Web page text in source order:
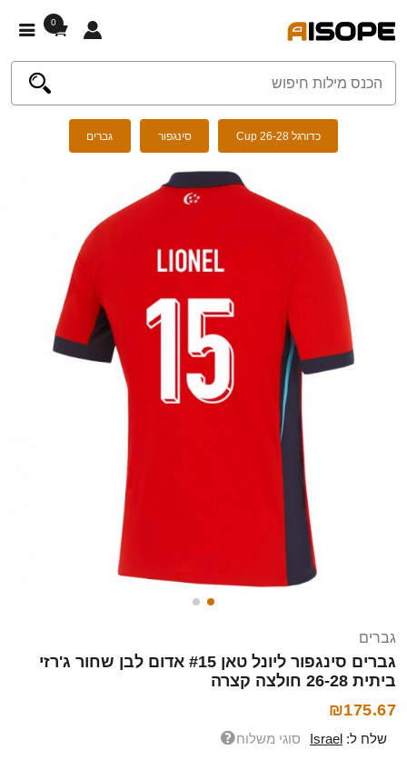
0
כדורגל Cup 26-28 סינגפור גברים
גברים
גברים סינגפור ליונל טאן #15 אדום לבן שחור ג'רזי
ביתית 26-28 חולצה קצרה
₪175.67
שלח ל: Israel סוגי משלוח